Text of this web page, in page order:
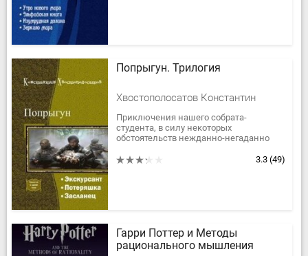
Попрыгун. Трилогия
Хвостополосатов Константин
Приключения нашего собрата-
студента, в силу некоторых
обстоятельств нежданно-негаданно
космические силы некоего
3.3 (49)
Гарри Поттер и Методы
рационального мышления